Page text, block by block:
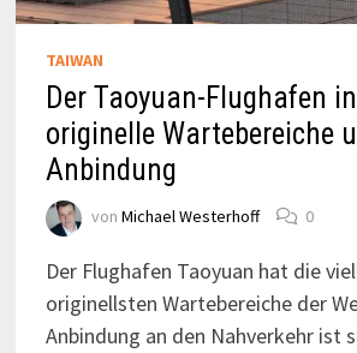
TAIWAN
Der Taoyuan-Flughafen
originelle Wartebereiche
Anbindung
von Michael Westerhoff 0
Der Flughafen Taoyuan hat die
originellsten Wartebereiche der
Anbindung an den Nahverkehr ist